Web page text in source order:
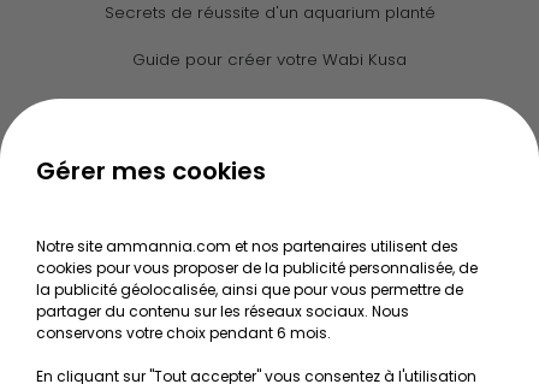
Secrets de réussite d'un aquarium planté
Guide pour créer votre Wabi Kusa
NOS SERVICES
Mentions légales
Conditions générales de vente
Gérer mes cookies
Notre site ammannia.com et nos partenaires utilisent des
cookies pour vous proposer de la publicité personnalisée, de
la publicité géolocalisée, ainsi que pour vous permettre de
partager du contenu sur les réseaux sociaux. Nous
conservons votre choix pendant 6 mois.
En cliquant sur "Tout accepter" vous consentez à l'utilisation